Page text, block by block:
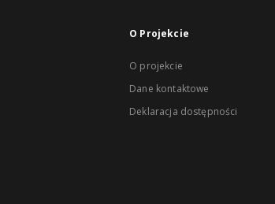
O Projekcie
O projekcie
Dane kontaktowe
Deklaracja dostępności